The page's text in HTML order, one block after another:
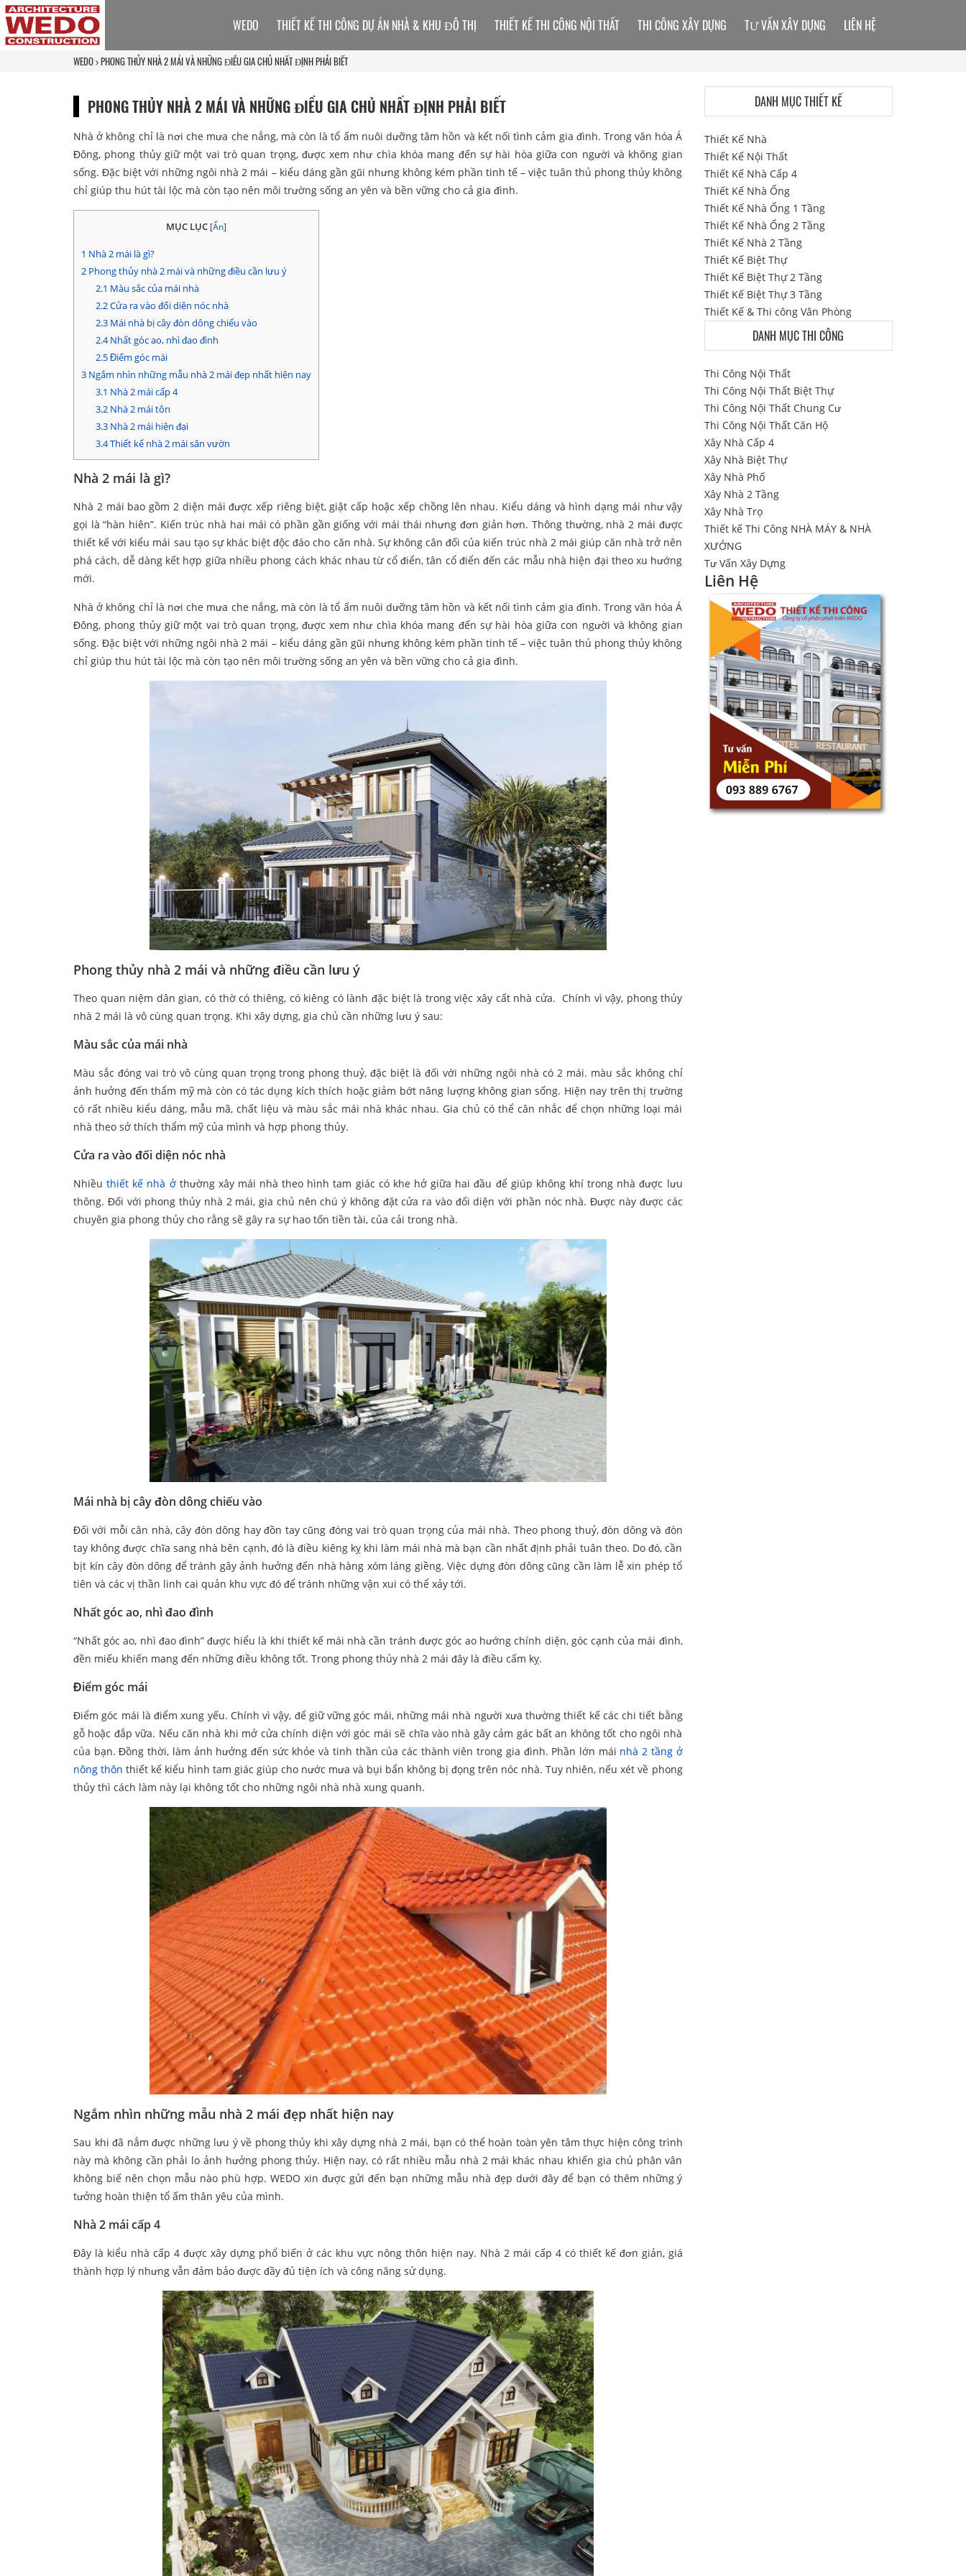
WEDO PHONG THỦY NHÀ 2 MÁI VÀ NHỮNG ĐIỀU GIA CHỦ NHẤT ĐỊNH PHẢI BIẾT
PHONG THỦY NHÀ 2 MÁI VÀ NHỮNG ĐIỀU GIA CHỦ NHẤT ĐỊNH PHẢI BIẾT
Nhà ở không chỉ là nơi che mưa che nắng, mà còn là tổ ấm nuôi dưỡng tâm hồn và kết nối tình cảm gia đình. Trong văn hóa Á
Đông, phong thủy giữ một vai trò quan trọng, được xem như chìa khóa mang đến sự hài hòa giữa con người và không gian
sống. Đặc biệt với những ngôi nhà 2 mái – kiểu dáng gần gũi nhưng không kém phần tinh tế – việc tuân thủ phong thủy không
chỉ giúp thu hút tài lộc mà còn tạo nên môi trường sống an yên và bền vững cho cả gia đình.
MỤC LỤC [Ẩn]
1 Nhà 2 mái là gì?
2 Phong thủy nhà 2 mái và những điều cần lưu ý
2.1 Màu sắc của mái nhà
2.2Cửa ra vào đối diện nóc nhà
2.3Mái nhà bị cây đòn dông chiếu vào
2.4Nhất góc ao, nhì đao đình
2.5Điểm góc mái
3 Ngắm nhìn những mẫu nhà 2 mái đẹp nhất hiện nay
3.1 Nhà 2 mái cấp 4
3.2Nhà 2 mái tôn
3.3Nhà 2 mái hiện đại
3.4Thiết kế nhà 2 mái sân vườn
Nhà 2 mái là gì?
Nhà 2 mái bao gồm 2 diện mái được xếp riêng biệt, giật cấp hoặc xếp chồng lên nhau. Kiểu dáng và hình dạng mái như vậy
gọi là “hàn hiên”. Kiến trúc nhà hai mái có phần gần giống với mái thái nhưng đơn giản hơn. Thông thường, nhà 2 mái được
thiết kế với kiểu mái sau tạo sự khác biệt độc đáo cho căn nhà. Sự không cân đối của kiến trúc nhà 2 mái giúp căn nhà trở nên
phá cách, dễ dàng kết hợp giữa nhiều phong cách khác nhau từ cổ điển, tân cổ điển đến các mẫu nhà hiện đại theo xu hướng
mới.
Nhà ở không chỉ là nơi che mưa che nắng, mà còn là tổ ấm nuôi dưỡng tâm hồn và kết nối tình cảm gia đình. Trong văn hóa Á
Đông, phong thủy giữ một vai trò quan trọng, được xem như chìa khóa mang đến sự hài hòa giữa con người và không gian
sống. Đặc biệt với những ngôi nhà 2 mái – kiểu dáng gần gũi nhưng không kém phần tinh tế – việc tuân thủ phong thủy không
chỉ giúp thu hút tài lộc mà còn tạo nên môi trường sống an yên và bền vững cho cả gia đình.
Phong thủy nhà 2 mái và những điều cần lưu ý
Theo quan niệm dân gian, có thờ có thiêng, có kiêng có lành đặc biệt là trong việc xây cất nhà cửa. Chính vì vậy, phong thủy
nhà 2 mái là vô cùng quan trọng. Khi xây dựng, gia chủ cần những lưu ý sau:
Màu sắc của mái nhà
Màu sắc đóng vai trò vô cùng quan trọng trong phong thuỷ, đặc biệt là đối với những ngôi nhà có 2 mái. màu sắc không chỉ
ảnh hưởng đến thẩm mỹ mà còn có tác dụng kích thích hoặc giảm bớt năng lượng không gian sống. Hiện nay trên thị trường
có rất nhiều kiểu dáng, mẫu mã, chất liệu và màu sắc mái nhà khác nhau. Gia chủ có thể cân nhắc để chọn những loại mái
nhà theo sở thích thẩm mỹ của mình và hợp phong thủy.
Cửa ra vào đối diện nóc nhà
Nhiều thiết kế nhà ởthường xây mái nhà theo hình tam giác có khe hở giữa hai đầu để giúp không khí trong nhà được lưu
thông. Đối với phong thủy nhà 2 mái, gia chủ nên chú ý không đặt cửa ra vào đối diện với phần nóc nhà. Được này được các
chuyên gia phong thủy cho rằng sẽ gây ra sự hao tốn tiền tài, của cải trong nhà.
Mái nhà bị cây đòn dông chiếu vào
Đối với mỗi căn nhà, cây đòn dông hay đồn tay cũng đóng vai trò quan trọng của mái nhà. Theo phong thuỷ, đòn dông và đòn
tay không được chĩa sang nhà bên cạnh, đó là điều kiêng kỵ khi làm mái nhà mà bạn cần nhất định phải tuân theo. Do đó, cần
bịt kín cây đòn dông để tránh gây ảnh hưởng đến nhà hàng xóm láng giềng. Việc dựng đòn dông cũng cần làm lễ xin phép tổ
tiên và các vị thần linh cai quản khu vực đó để tránh những vận xui có thể xảy tới.
Nhất góc ao, nhì đao đình
“Nhất góc ao, nhì đao đình” được hiểu là khi thiết kế mái nhà cần tránh được góc ao hướng chính diện, góc cạnh của mái đình,
đền miếu khiến mang đến những điều không tốt. Trong phong thủy nhà 2 mái đây là điều cấm kỵ.
Điểm góc mái
Điểm góc mái là điểm xung yếu. Chính vì vậy, để giữ vững góc mái, những mái nhà người xưa thường thiết kế các chi tiết bằng
gỗ hoặc đắp vữa. Nếu căn nhà khi mở cửa chính diện với góc mái sẽ chĩa vào nhà gây cảm gác bất an không tốt cho ngôi nhà
của bạn. Đồng thời, làm ảnh hưởng đến sức khỏe và tinh thần của các thành viên trong gia đình. Phần lớn mái nhà 2 tầng ở
nông thôn thiết kế kiểu hình tam giác giúp cho nước mưa và bụi bẩn không bị đọng trên nóc nhà. Tuy nhiên, nếu xét về phong
thủy thì cách làm này lại không tốt cho những ngôi nhà nhà xung quanh.
Ngắm nhìn những mẫu nhà 2 mái đẹp nhất hiện nay
Sau khi đã nắm được những lưu ý về phong thủy khi xây dựng nhà 2 mái, bạn có thể hoàn toàn yên tâm thực hiện công trình
này mà không cần phải lo ảnh hưởng phong thủy. Hiện nay, có rất nhiều mẫu nhà 2 mái khác nhau khiến gia chủ phân vân
không biế nên chọn mẫu nào phù hợp. WEDO xin được gửi đến bạn những mẫu nhà đẹp dưới đây để bạn có thêm những ý
tưởng hoàn thiện tổ ấm thân yêu của mình.
Nhà 2 mái cấp 4
Đây là kiểu nhà cấp 4 được xây dựng phổ biến ở các khu vực nông thôn hiện nay. Nhà 2 mái cấp 4 có thiết kế đơn giản, giá
thành hợp lý nhưng vẫn đảm bảo được đầy đủ tiện ích và công năng sử dụng.
WEDO THIẾT KẾ THI CÔNG DỰ ÁN NHÀ & KHU ĐÔ THỊ THIẾT KẾ THI CÔNG NỘI THẤT THI CÔNG XÂY DỰNG TƯ VẤN XÂY DỰNG LIÊN HỆ
DANH MỤC THIẾT KẾ
Thiết Kế Nhà
Thiết Kế Nội Thất
Thiết Kế Nhà Cấp 4
Thiết Kế Nhà Ống
Thiết Kế Nhà Ống 1 Tầng
Thiết Kế Nhà Ống 2 Tầng
Thiết Kế Nhà 2 Tầng
Thiết Kế Biệt Thự
Thiết Kế Biệt Thự 2 Tầng
Thiết Kế Biệt Thự 3 Tầng
Thiết Kế & Thi công Văn Phòng
DANH MỤC THI CÔNG
Thi Công Nội Thất
Thi Công Nội Thất Biệt Thự
Thi Công Nội Thất Chung Cư
Thi Công Nội Thất Căn Hộ
Xây Nhà Cấp 4
Xây Nhà Biệt Thự
Xây Nhà Phố
Xây Nhà 2 Tầng
Xây Nhà Trọ
Thiết kế Thi Công NHÀ MÁY & NHÀ
XƯỞNG
Tư Vấn Xây Dựng
Liên Hệ